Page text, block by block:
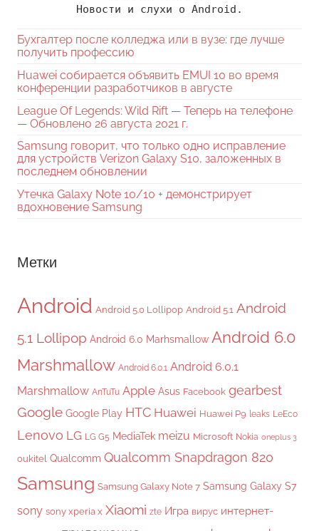
Новости и слухи о Android.
Бухгалтер после колледжа или в вузе: где лучше
получить профессию
Huawei собирается объявить EMUI 10 во время
конференции разработчиков в августе
League Of Legends: Wild Rift — Теперь на телефоне
— Обновлено 26 августа 2021 г.
Samsung говорит, что только одно исправление
для устройств Verizon Galaxy S10, заложенных в
последнем обновлении
Утечка Galaxy Note 10/10 + демонстрирует
вдохновение Samsung
Метки
Android Android 5.0 Lollipop Android 5.1 Android
5.1 Lollipop Android 6.0 Marhsmallow Android 6.0
Marshmallow Android 6.0.1 Android 6.0.1
Marshmallow AnTuTu Apple Asus Facebook gearbest
Google Google Play HTC Huawei Huawei P9 leaks LeEco
Lenovo LG LG G5 MediaTek meizu Microsoft Nokia oneplus 3
oukitel Qualcomm Qualcomm Snapdragon 820
Samsung Samsung Galaxy Note 7 Samsung Galaxy S7
sony sony xperia x Xiaomi zte Игра вирус интернет-